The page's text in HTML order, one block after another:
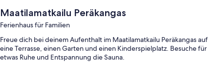
Maatilamatkailu Peräkangas
Ferienhaus für Familien
Freue dich bei deinem Aufenthalt im Maatilamatkailu Peräkangas auf
eine Terrasse, einen Garten und einen Kinderspielplatz. Besuche für
etwas Ruhe und Entspannung die Sauna.